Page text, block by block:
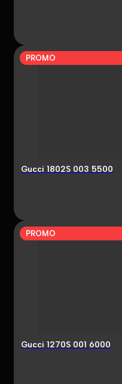
PROMO
Gucci 1802S 003 5500
PROMO
Gucci 1270S 001 6000